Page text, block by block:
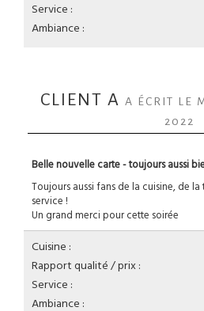
Service :
Ambiance :
CLIENT A A ÉCRIT LE
2022
Belle nouvelle carte - toujours aussi
Toujours aussi fans de la cuisine, de
service !
Un grand merci pour cette soirée
Cuisine :
Rapport qualité / prix :
Service :
Ambiance :